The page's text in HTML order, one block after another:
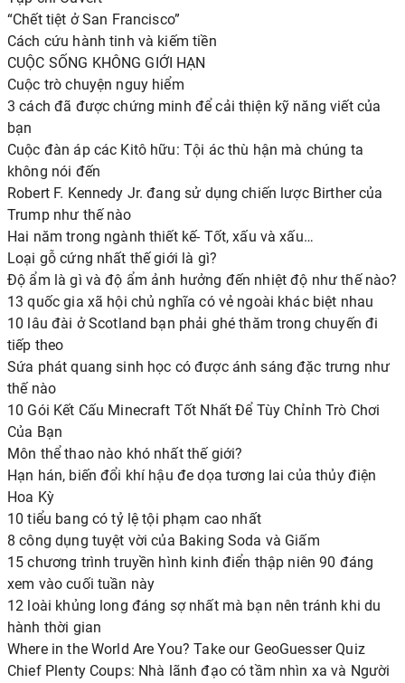
“Chết tiệt ở San Francisco”
Cách cứu hành tinh và kiếm tiền
CUỘC SỐNG KHÔNG GIỚI HẠN
Cuộc trò chuyện nguy hiểm
3 cách đã được chứng minh để cải thiện kỹ năng viết của
bạn
Cuộc đàn áp các Kitô hữu: Tội ác thù hận mà chúng ta
không nói đến
Robert F. Kennedy Jr. đang sử dụng chiến lược Birther của
Trump như thế nào
Hai năm trong ngành thiết kế- Tốt, xấu và xấu…
Loại gỗ cứng nhất thế giới là gì?
Độ ẩm là gì và độ ẩm ảnh hưởng đến nhiệt độ như thế nào?
13 quốc gia xã hội chủ nghĩa có vẻ ngoài khác biệt nhau
10 lâu đài ở Scotland bạn phải ghé thăm trong chuyến đi
tiếp theo
Sứa phát quang sinh học có được ánh sáng đặc trưng như
thế nào
10 Gói Kết Cấu Minecraft Tốt Nhất Để Tùy Chỉnh Trò Chơi
Của Bạn
Môn thể thao nào khó nhất thế giới?
Hạn hán, biến đổi khí hậu đe dọa tương lai của thủy điện
Hoa Kỳ
10 tiểu bang có tỷ lệ tội phạm cao nhất
8 công dụng tuyệt vời của Baking Soda và Giấm
15 chương trình truyền hình kinh điển thập niên 90 đáng
xem vào cuối tuần này
12 loài khủng long đáng sợ nhất mà bạn nên tránh khi du
hành thời gian
Where in the World Are You? Take our GeoGuesser Quiz
Chief Plenty Coups: Nhà lãnh đạo có tầm nhìn xa và Người